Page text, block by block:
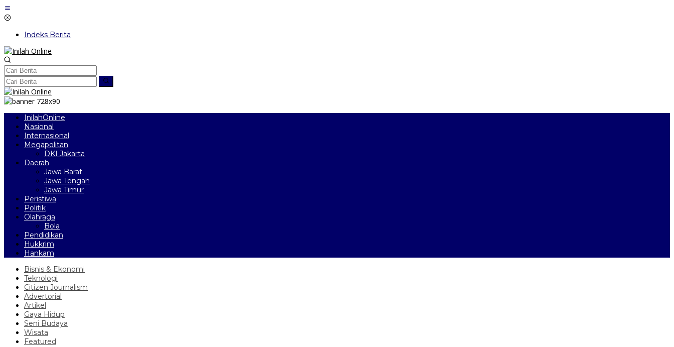
Lewati
ke
Indeks Berita
InilahOnline
Nasional
Internasional
Megapolitan
DKI Jakarta
Daerah
Jawa Barat
Jawa Tengah
Jawa Timur
Peristiwa
Politik
Olahraga
Bola
Pendidikan
Hukkrim
Hankam
Bisnis & Ekonomi
Teknologi
Citizen Journalism
Advertorial
Artikel
Gaya Hidup
Seni Budaya
Wisata
Featured